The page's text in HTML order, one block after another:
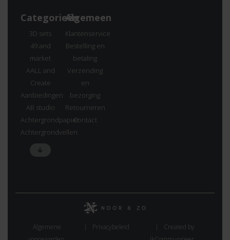
Categorieën
3D sets
49 and
market
AALL and
Create
Aanbiedingen
AB studio
Achtergrondpapier
Achtergrondvellen
Algemeen
Klantenservice
Bestelling en
betaling
Verzending
en
bezorging
Retourneren
Contact
Algemene
Privacybeleid
Created by